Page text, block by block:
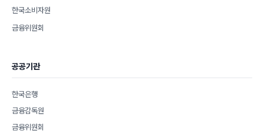
한국소비자원
금융위원회
공공기관
한국은행
금융감독원
금융위원회